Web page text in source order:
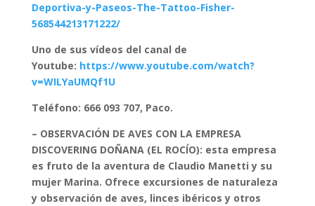
Deportiva-y-Paseos-The-Tattoo-Fisher-
568544213171222/
Uno de sus vídeos del canal de
Youtube: https://www.youtube.com/watch?
v=WILYaUMQf1U
Teléfono: 666 093 707, Paco.
– OBSERVACIÓN DE AVES CON LA EMPRESA
DISCOVERING DOÑANA (EL ROCÍO): esta empresa
es fruto de la aventura de Claudio Manetti y su
mujer Marina. Ofrece excursiones de naturaleza
y observación de aves, linces ibéricos y otros